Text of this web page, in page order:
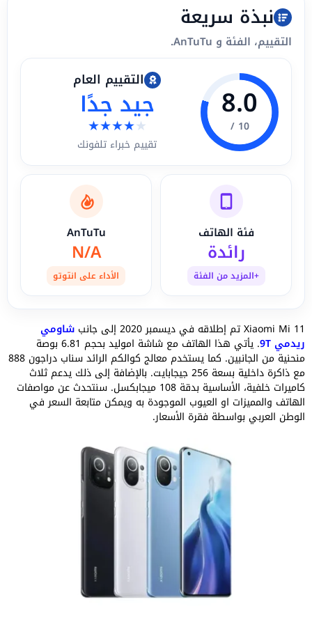
نبذة سريعة
التقييم، الفئة و AnTuTu.
8.0
10 /
التقييم العام
جيد جدًا
★★★★★
تقييم خبراء تلفونك
فئة الهاتف
رائدة
+المزيد من الفئة
AnTuTu
N/A
الأداء على انتوتو
Xiaomi Mi 11 تم إطلاقه في ديسمبر 2020 إلى جانب شاومي
ريدمي 9T . يأتي هذا الهاتف مع شاشة اموليد بحجم 6.81 بوصة
منحنية من الجانبين. كما يستخدم معالج كوالكم الرائد سناب دراجون 888
مع ذاكرة داخلية بسعة 256 جيجابايت. بالإضافة إلى ذلك يدعم ثلاث
كاميرات خلفية، الأساسية بدقة 108 ميجابكسل. سنتحدث عن مواصفات
الهاتف والمميزات او العيوب الموجودة به ويمكن متابعة السعر في
الوطن العربي بواسطة فقرة الأسعار.